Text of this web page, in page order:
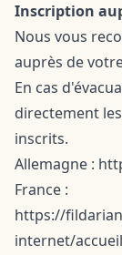
Inscription
Nous vous
auprès de
En cas
directement
inscrits.
Allemagne :
France :
https://
internet/accueil